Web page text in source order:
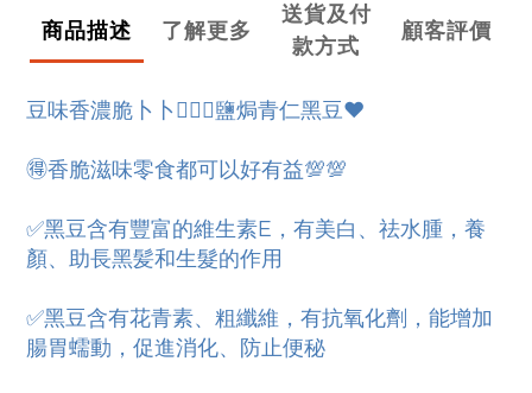
商品描述 了解更多
送貨及付
款方式
顧客評價
豆味香濃脆卜卜💁🏻‍♀️鹽焗青仁黑豆❤️
🉐香脆滋味零食都可以好有益💯💯
✅黑豆含有豐富的維生素E，有美白、祛水腫，養
顏、助長黑髪和生髮的作用
✅黑豆含有花青素、粗纖維，有抗氧化劑，能增加
腸胃蠕動，促進消化、防止便秘